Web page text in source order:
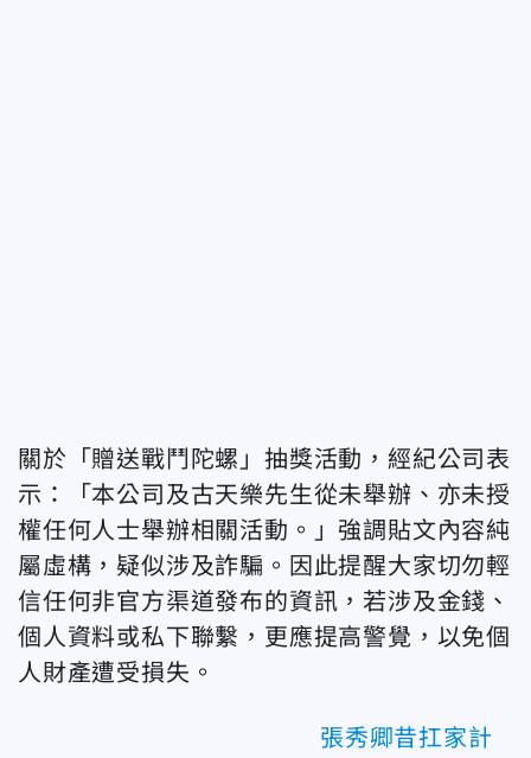
關於「贈送戰鬥陀螺」抽獎活動，經紀公司表
示：「本公司及古天樂先生從未舉辦、亦未授
權任何人士舉辦相關活動。」強調貼文內容純
屬虛構，疑似涉及詐騙。因此提醒大家切勿輕
信任何非官方渠道發布的資訊，若涉及金錢、
個人資料或私下聯繫，更應提高警覺，以免個
人財產遭受損失。
張秀卿昔扛家計